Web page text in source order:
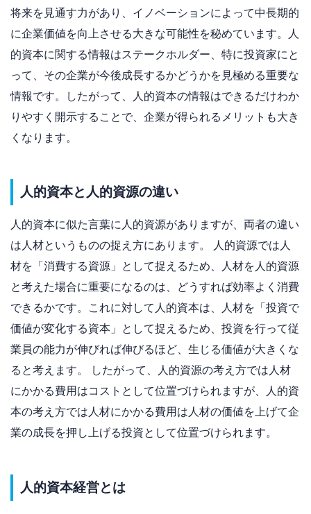
将来を見通す力があり、イノベーションによって中長期的
に企業価値を向上させる大きな可能性を秘めています。人
的資本に関する情報はステークホルダー、特に投資家にと
って、その企業が今後成長するかどうかを見極める重要な
情報です。したがって、人的資本の情報はできるだけわか
りやすく開示することで、企業が得られるメリットも大き
くなります。
人的資本と人的資源の違い
人的資本に似た言葉に人的資源がありますが、両者の違い
は人材というものの捉え方にあります。 人的資源では人
材を「消費する資源」として捉えるため、人材を人的資源
と考えた場合に重要になるのは、どうすれば効率よく消費
できるかです。これに対して人的資本は、人材を「投資で
価値が変化する資本」として捉えるため、投資を行って従
業員の能力が伸びれば伸びるほど、生じる価値が大きくな
ると考えます。 したがって、人的資源の考え方では人材
にかかる費用はコストとして位置づけられますが、人的資
本の考え方では人材にかかる費用は人材の価値を上げて企
業の成長を押し上げる投資として位置づけられます。
人的資本経営とは